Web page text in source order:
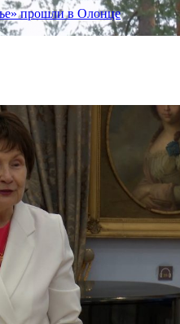
прошли в Олонце